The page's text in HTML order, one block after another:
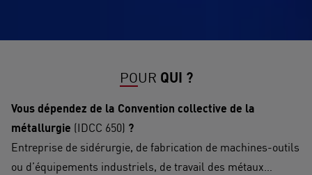
POUR QUI ?
Vous dépendez de la Convention collective de la
métallurgie (IDCC 650) ?
Entreprise de sidérurgie, de fabrication de machines-outils
ou d’équipements industriels, de travail des métaux…